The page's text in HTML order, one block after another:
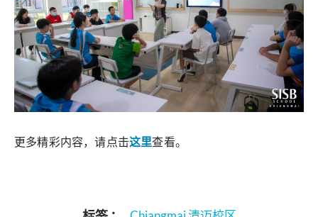
更多精彩内容，请点击这里查看。